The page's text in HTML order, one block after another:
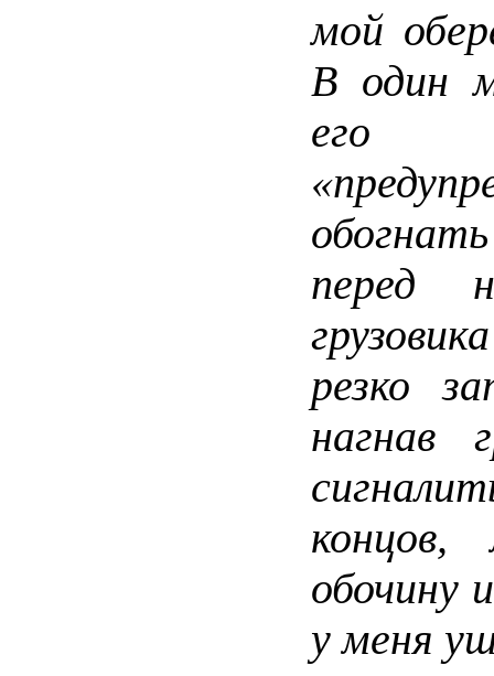
мой
В один
его
перед
резко
нагнав
концов,
обочину
у меня